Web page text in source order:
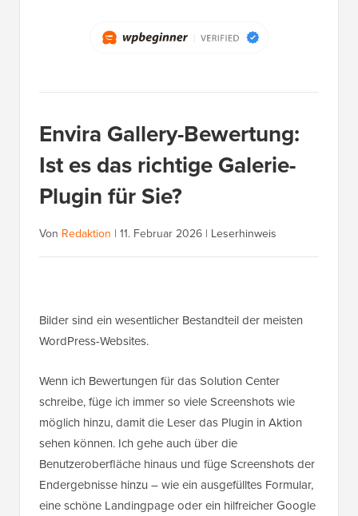
Envira Gallery-Bewertung:
Ist es das richtige Galerie-
Plugin für Sie?
Von Redaktion | 11. Februar 2026 | Leserhinweis
Bilder sind ein wesentlicher Bestandteil der meisten
WordPress-Websites.
Wenn ich Bewertungen für das Solution Center
schreibe, füge ich immer so viele Screenshots wie
möglich hinzu, damit die Leser das Plugin in Aktion
sehen können. Ich gehe auch über die
Benutzeroberfläche hinaus und füge Screenshots der
Endergebnisse hinzu – wie ein ausgefülltes Formular,
eine schöne Landingpage oder ein hilfreicher Google